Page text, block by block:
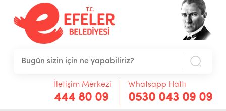
İletişim Merkezi
444 80 09
Whatsapp Hattı
0530 043 09 09